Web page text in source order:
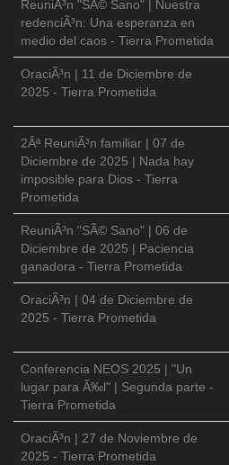
ReuniÃ³n "SÃ© Sano" | Nuestra
redenciÃ³n: Una esperanza en
medio del caos - Tierra Prometida
OraciÃ³n | 11 de Diciembre de
2025 - Tierra Prometida
2Âª ReuniÃ³n familiar | 07 de
Diciembre de 2025 | Nada hay
imposible para Dios - Tierra
Prometida
ReuniÃ³n "SÃ© Sano" | 06 de
Diciembre de 2025 | Paciencia
ganadora - Tierra Prometida
OraciÃ³n | 04 de Diciembre de
2025 - Tierra Prometida
Conferencia NEOS 2025 | "Un
lugar para Ã‰l" | Segunda parte -
Tierra Prometida
OraciÃ³n | 27 de Noviembre de
2025 - Tierra Prometida